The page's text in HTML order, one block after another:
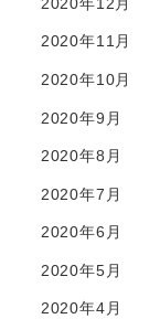
2020年11月
2020年10月
2020年9月
2020年8月
2020年7月
2020年6月
2020年5月
2020年4月